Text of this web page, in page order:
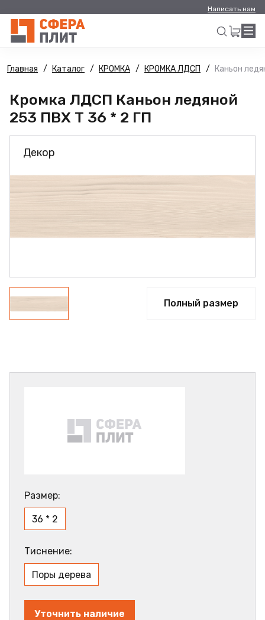
Написать нам
Искать
Главная Каталог КРОМКА КРОМКА ЛДСП Каньон
Кромка ЛДСП Каньон ледяной
253 ПВХ Т 36 * 2 ГП
Декор
Полный размер
Размер:
36 * 2
Тиснение:
Поры дерева
Уточнить наличие